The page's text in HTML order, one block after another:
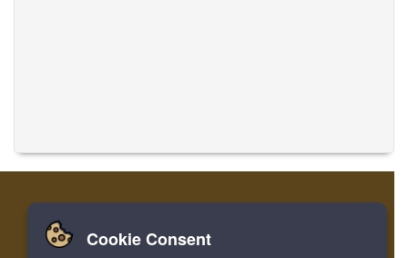
집 로그인 레지스터
Cookie Consent